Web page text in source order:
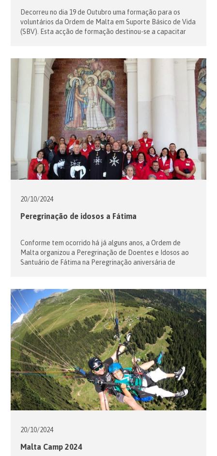
Decorreu no dia 19 de Outubro uma formação para os
voluntários da Ordem de Malta em Suporte Básico de Vida
(SBV). Esta acção de formação destinou-se a capacitar
como a reavivar os conhecimentos e treinar os voluntários
que já possuem […]
20/10/2024
Peregrinação de idosos a Fátima
Conforme tem ocorrido há já alguns anos, a Ordem de
Malta organizou a Peregrinação de Doentes e Idosos ao
Santuário de Fátima na Peregrinação aniversária de
Nossa Senhora na sua Capelinha das Aparições; foram
feitas visitas […]
20/10/2024
Malta Camp 2024